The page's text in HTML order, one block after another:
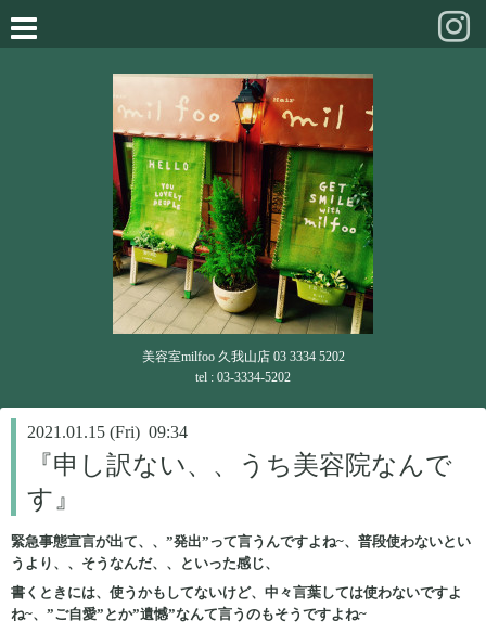
美容室milfoo 久我山店 03 3334 5202
tel : 03-3334-5202
2021.01.15 (Fri) 09:34
『申し訳ない、、うち美容院なんで
す』
緊急事態宣言が出て、、”発出”って言うんですよね~、普段使わないとい
うより、、そうなんだ、、といった感じ、
書くときには、使うかもしてないけど、中々言葉しては使わないですよ
ね~、”ご自愛”とか”遺憾”なんて言うのもそうですよね~